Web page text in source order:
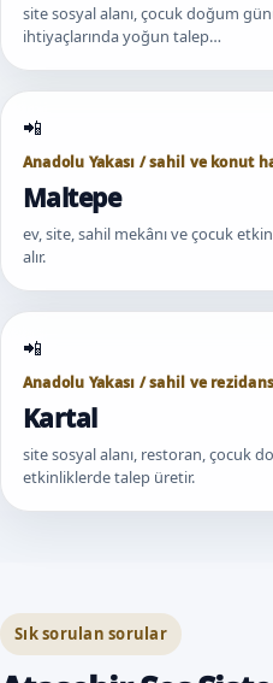
site sosyal alanı, çocuk doğum
ihtiyaçlarında yoğun talep…
Anadolu Yakası / sahil ve konut
Maltepe
ev, site, sahil mekânı ve çocuk
alır.
Anadolu Yakası / sahil ve
Kartal
site sosyal alanı, restoran, çocuk
etkinliklerde talep üretir.
Sık sorulan sorular